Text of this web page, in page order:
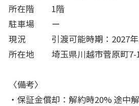
所在階 1階
駐車場 ー
現況 引渡可能時期：2027年
所在地 埼玉県川越市菅原町7-
〈備考〉
・保証金償却：解約時20% 途中